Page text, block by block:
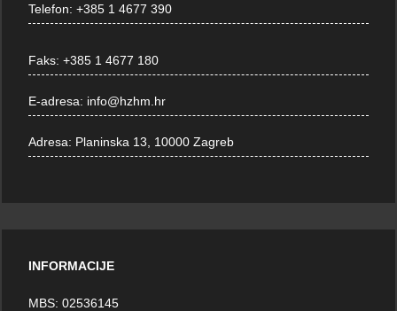
Telefon:+385 1 4677 390
Faks:+385 1 4677 180
E-adresa: info@hzhm.hr
Adresa: Planinska 13, 10000 Zagreb
INFORMACIJE
MBS: 02536145